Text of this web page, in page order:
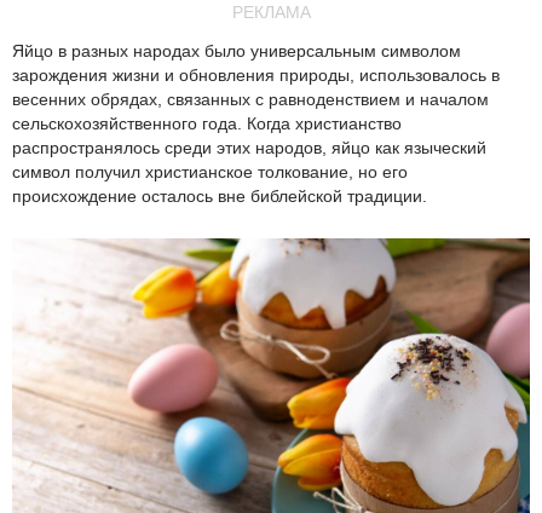
РЕКЛАМА
Яйцо в разных народах было универсальным символом
зарождения жизни и обновления природы, использовалось в
весенних обрядах, связанных с равноденствием и началом
сельскохозяйственного года. Когда христианство
распространялось среди этих народов, яйцо как языческий
символ получил христианское толкование, но его
происхождение осталось вне библейской традиции.